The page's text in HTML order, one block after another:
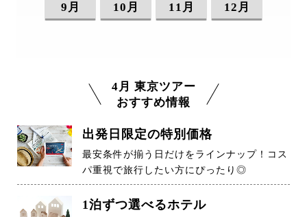
9月 10月 11月 12月
4月 東京ツアー
おすすめ情報
出発日限定の特別価格
最安条件が揃う日だけをラインナップ！コス
パ重視で旅行したい方にぴったり◎
1泊ずつ選べるホテル